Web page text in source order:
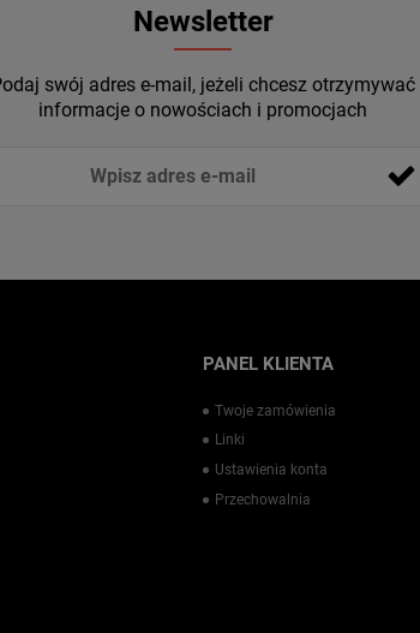
Newsletter
swój adres e-mail, jeżeli chcesz otrzymywać
informacje o nowościach i promocjach
PANEL KLIENTA
Twoje zamówienia
Linki
Ustawienia konta
Przechowalnia